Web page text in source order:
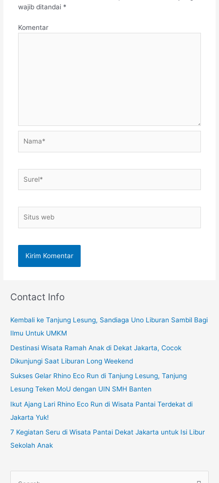
wajib ditandai *
Komentar
web
Contact Info
Kembali ke Tanjung Lesung, Sandiaga Uno Liburan Sambil Bagi
Ilmu Untuk UMKM
Destinasi Wisata Ramah Anak di Dekat Jakarta, Cocok
Dikunjungi Saat Liburan Long Weekend
Sukses Gelar Rhino Eco Run di Tanjung Lesung, Tanjung
Lesung Teken MoU dengan UIN SMH Banten
Ikut Ajang Lari Rhino Eco Run di Wisata Pantai Terdekat di
Jakarta Yuk!
7 Kegiatan Seru di Wisata Pantai Dekat Jakarta untuk Isi Libur
Sekolah Anak